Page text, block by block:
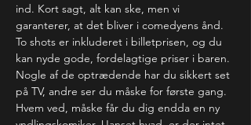
ind. Kort sagt, alt kan ske, men vi
garanterer, at det bliver i comedyens ånd.
To shots er inkluderet i billetprisen, og du
kan nyde gode, fordelagtige priser i baren.
Nogle af de optrædende har du sikkert set
på TV, andre ser du måske for første gang.
Hvem ved, måske får du dig endda en ny